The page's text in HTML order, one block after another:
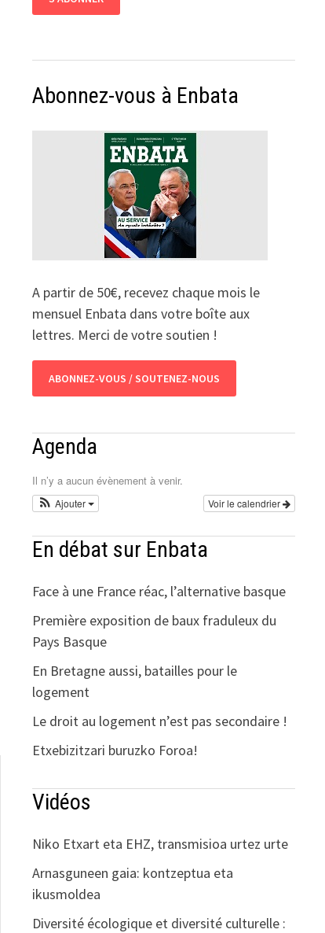
Abonnez-vous à Enbata
A partir de 50€, recevez chaque mois le
mensuel Enbata dans votre boîte aux
lettres. Merci de votre soutien !
ABONNEZ-VOUS / SOUTENEZ-NOUS
Agenda
Il n’y a aucun évènement à venir.
Voir le calendrier
Ajouter
En débat sur Enbata
Face à une France réac, l’alternative basque
Première exposition de baux fraduleux du
Pays Basque
En Bretagne aussi, batailles pour le
logement
Le droit au logement n’est pas secondaire !
Etxebizitzari buruzko Foroa!
Vidéos
Niko Etxart eta EHZ, transmisioa urtez urte
Arnasguneen gaia: kontzeptua eta
ikusmoldea
Diversité écologique et diversité culturelle :